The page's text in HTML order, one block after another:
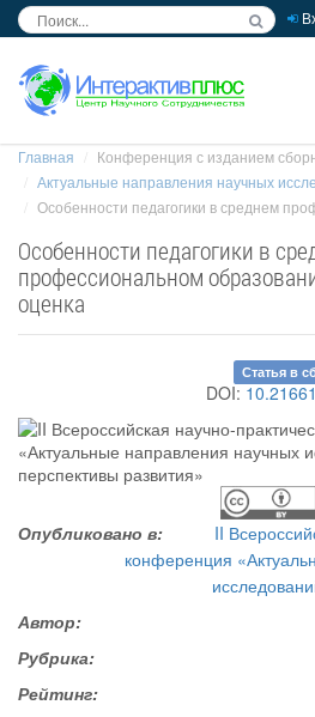
Главная
Конференция с изданием
Актуальные направления научных
Особенности педагогики в среднем
Особенности педагогики в
профессиональном
оценка
Статья в
DOI:
Опубликовано в:
II
конференция
Автор:
Рубрика:
Рейтинг: